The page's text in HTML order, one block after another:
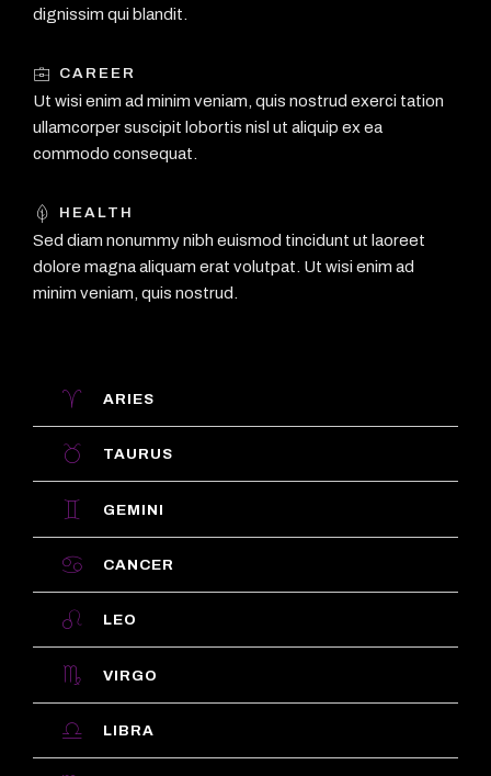
dignissim qui blandit.
CAREER
Ut wisi enim ad minim veniam, quis nostrud exerci tation
ullamcorper suscipit lobortis nisl ut aliquip ex ea
commodo consequat.
HEALTH
Sed diam nonummy nibh euismod tincidunt ut laoreet
dolore magna aliquam erat volutpat. Ut wisi enim ad
minim veniam, quis nostrud.
ARIES
TAURUS
GEMINI
CANCER
LEO
VIRGO
LIBRA